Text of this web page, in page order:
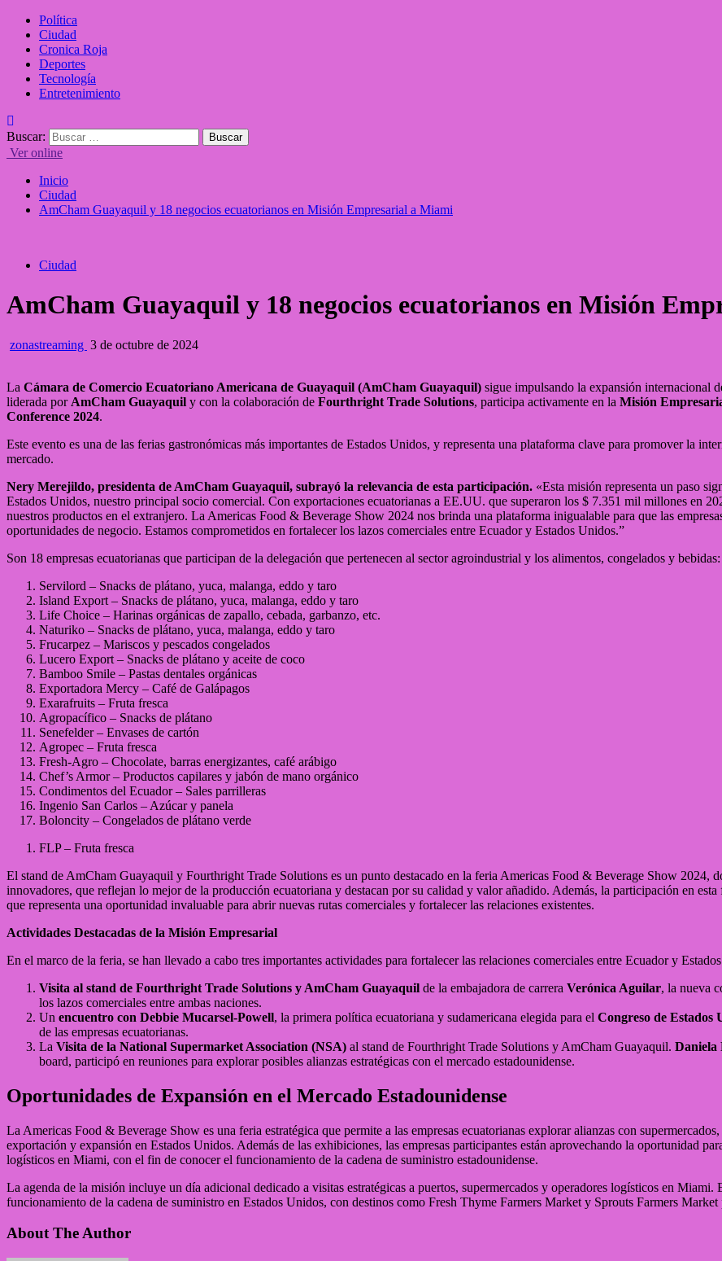
Política
Ciudad
Cronica Roja
Deportes
Tecnología
Entretenimiento
Buscar:
Ver online
Inicio
Ciudad
AmCham Guayaquil y 18 negocios ecuatorianos en Misión Empresarial a Miami
Ciudad
AmCham Guayaquil y 18 negocios ecuatorianos en Misión
zonastreaming 3 de octubre de 2024
La Cámara de Comercio Ecuatoriano Americana de Guayaquil (AmCham Guayaquil) sigue impulsando la expansión internacional
liderada por AmCham Guayaquil y con la colaboración de Fourthright Trade Solutions, participa activamente en la Misión
Conference 2024.
Este evento es una de las ferias gastronómicas más importantes de Estados Unidos, y representa una plataforma clave para promover la
mercado.
Nery Merejildo, presidenta de AmCham Guayaquil, subrayó la relevancia de esta participación. «Esta misión representa un paso
Estados Unidos, nuestro principal socio comercial. Con exportaciones ecuatorianas a EE.UU. que superaron los $ 7.351 mil millones en
nuestros productos en el extranjero. La Americas Food & Beverage Show 2024 nos brinda una plataforma inigualable para que las
oportunidades de negocio. Estamos comprometidos en fortalecer los lazos comerciales entre Ecuador y Estados Unidos.”
Son 18 empresas ecuatorianas que participan de la delegación que pertenecen al sector agroindustrial y los alimentos, congelados y bebidas:
Servilord – Snacks de plátano, yuca, malanga, eddo y taro
Island Export – Snacks de plátano, yuca, malanga, eddo y taro
Life Choice – Harinas orgánicas de zapallo, cebada, garbanzo, etc.
Naturiko – Snacks de plátano, yuca, malanga, eddo y taro
Frucarpez – Mariscos y pescados congelados
Lucero Export – Snacks de plátano y aceite de coco
Bamboo Smile – Pastas dentales orgánicas
Exportadora Mercy – Café de Galápagos
Exarafruits – Fruta fresca
Agropacífico – Snacks de plátano
Senefelder – Envases de cartón
Agropec – Fruta fresca
Fresh-Agro – Chocolate, barras energizantes, café arábigo
Chef’s Armor – Productos capilares y jabón de mano orgánico
Condimentos del Ecuador – Sales parrilleras
Ingenio San Carlos – Azúcar y panela
Boloncity – Congelados de plátano verde
FLP – Fruta fresca
El stand de AmCham Guayaquil y Fourthright Trade Solutions es un punto destacado en la feria Americas Food & Beverage Show 2024,
innovadores, que reflejan lo mejor de la producción ecuatoriana y destacan por su calidad y valor añadido. Además, la participación en
que representa una oportunidad invaluable para abrir nuevas rutas comerciales y fortalecer las relaciones existentes.
Actividades Destacadas de la Misión Empresarial
En el marco de la feria, se han llevado a cabo tres importantes actividades para fortalecer las relaciones comerciales entre Ecuador y
Visita al stand de Fourthright Trade Solutions y AmCham Guayaquil de la embajadora de carrera Verónica Aguilar, la nueva
los lazos comerciales entre ambas naciones.
Un encuentro con Debbie Mucarsel-Powell, la primera política ecuatoriana y sudamericana elegida para el Congreso de Estados
de las empresas ecuatorianas.
La Visita de la National Supermarket Association (NSA) al stand de Fourthright Trade Solutions y AmCham Guayaquil. Daniela
board, participó en reuniones para explorar posibles alianzas estratégicas con el mercado estadounidense.
Oportunidades de Expansión en el Mercado Estadounidense
La Americas Food & Beverage Show es una feria estratégica que permite a las empresas ecuatorianas explorar alianzas con
exportación y expansión en Estados Unidos. Además de las exhibiciones, las empresas participantes están aprovechando la oportunidad
logísticos en Miami, con el fin de conocer el funcionamiento de la cadena de suministro estadounidense.
La agenda de la misión incluye un día adicional dedicado a visitas estratégicas a puertos, supermercados y operadores logísticos en Miami.
funcionamiento de la cadena de suministro en Estados Unidos, con destinos como Fresh Thyme Farmers Market y Sprouts Farmers Market
About The Author